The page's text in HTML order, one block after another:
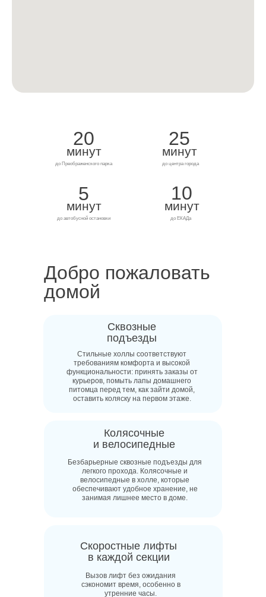
минут
10
до ЕКАДа
25
минут
до центра города
5
минут
до автобусной остановки
20
минут
до Преображенского парка
Вызов лифт без ожидания
сэкономит время, особенно в
утренние часы.
Скоростные лифты
в каждой секции
Безбарьерные сквозные подъезды для
легкого прохода. Колясочные и
велосипедные в холле, которые
обеспечивают удобное хранение, не
занимая лишнее место в доме.
Колясочные
и велосипедные
Стильные холлы соответствуют
требованиям комфорта и высокой
функциональности: принять заказы от
курьеров, помыть лапы домашнего
питомца перед тем, как зайти домой,
оставить коляску на первом этаже.
Сквозные
подъезды
Добро пожаловать
домой